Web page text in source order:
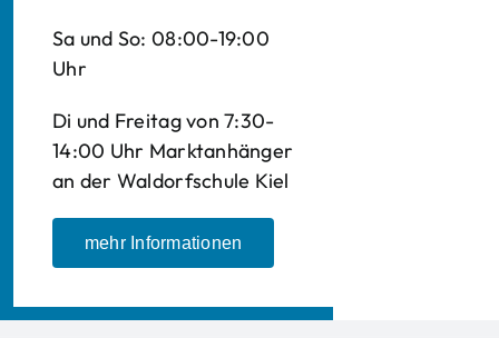
Sa und So: 08:00-19:00
Uhr
Di und Freitag von 7:30-
14:00 Uhr Marktanhänger
an der Waldorfschule Kiel
mehr Informationen